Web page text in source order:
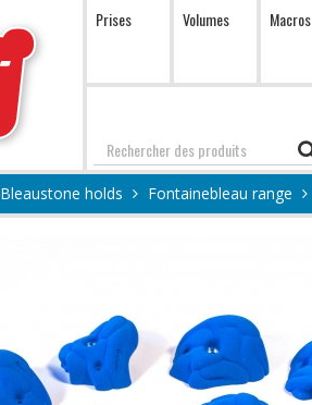
Prises Volumes Macros
Chercher
Bleaustone holds Fontainebleau range